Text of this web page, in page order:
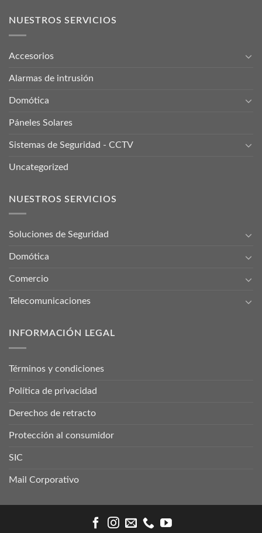
NUESTROS SERVICIOS
Accesorios
Alarmas de intrusión
Domótica
Páneles Solares
Sistemas de Seguridad - CCTV
Uncategorized
NUESTROS SERVICIOS
Soluciones de Seguridad
Domótica
Comercio
Telecomunicaciones
INFORMACIÓN LEGAL
Términos y condiciones
Política de privacidad
Derechos de retracto
Protección al consumidor
SIC
Mail Corporativo